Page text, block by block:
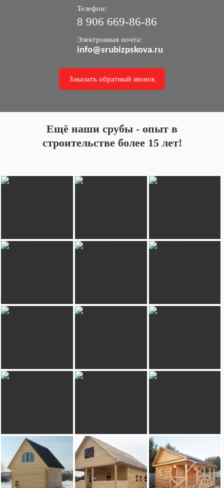
Телефон:
8 906 669-86-86
Электронная почта:
info@srubizpskova.ru
Заказать обратный звонок
Ещё наши срубы - опыт в
строительстве более 15 лет!